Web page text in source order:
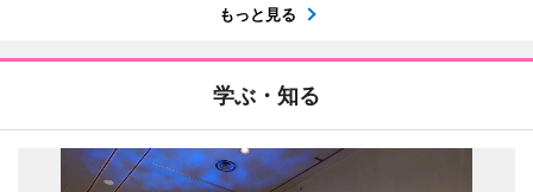
もっと見る
学ぶ・知る